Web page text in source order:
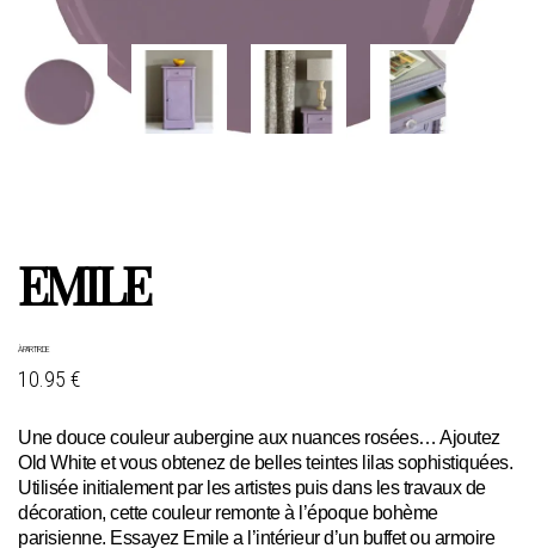
EMILE
À PARTIR DE
10.95 €
Une douce couleur aubergine aux nuances rosées… Ajoutez
Old White et vous obtenez de belles teintes lilas sophistiquées.
Utilisée initialement par les artistes puis dans les travaux de
décoration, cette couleur remonte à l’époque bohème
parisienne. Essayez Emile a l’intérieur d’un buffet ou armoire